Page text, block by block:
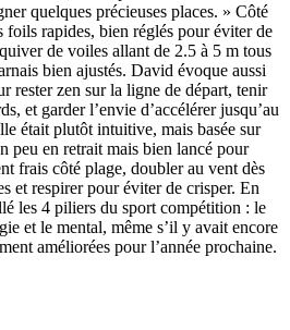
quelques précieuses places. » Côté
foils rapides, bien réglés pour éviter de
de voiles allant de 2.5 à 5 m tous
bien ajustés. David évoque aussi
rester zen sur la ligne de départ, tenir
et garder l’envie d’accélérer jusqu’au
était plutôt intuitive, mais basée sur
peu en retrait mais bien lancé pour
frais côté plage, doubler au vent dès
et respirer pour éviter de crisper. En
les 4 piliers du sport compétition : le
et le mental, même s’il y avait encore
améliorées pour l’année prochaine.